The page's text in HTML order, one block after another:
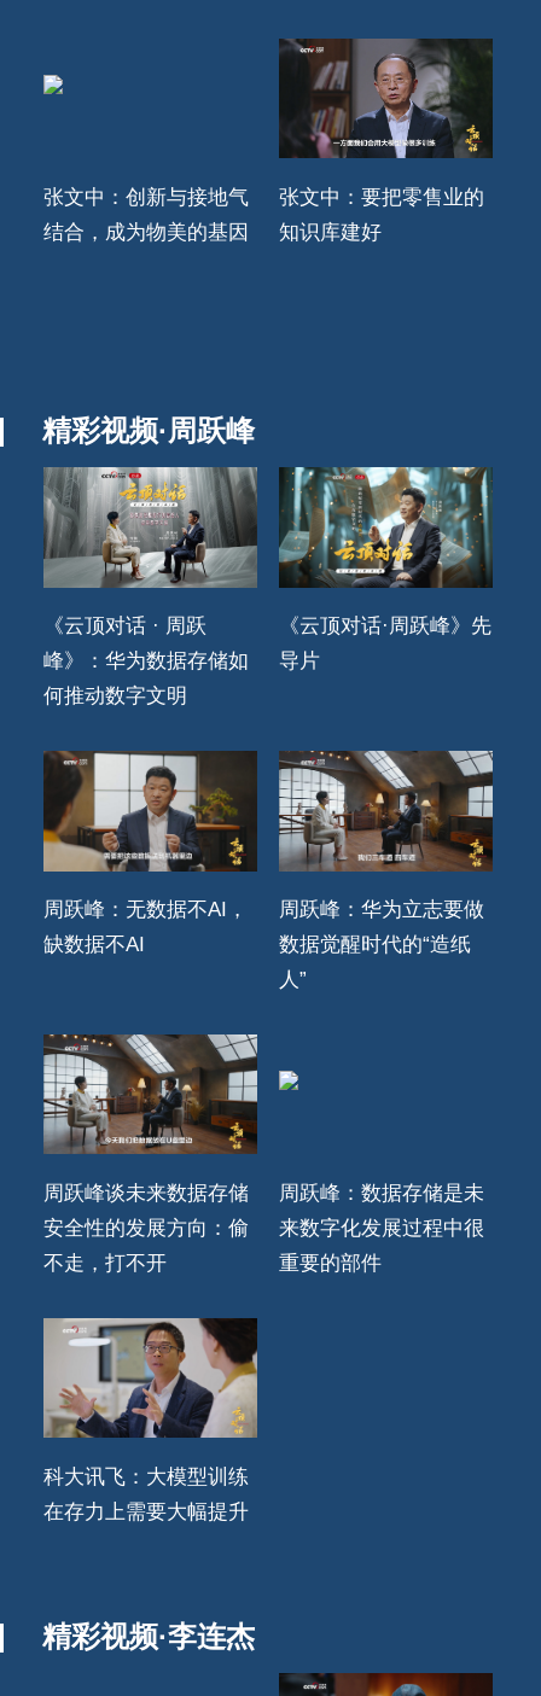
张文中：创新与接地气
结合，成为物美的基因
张文中：要把零售业的
知识库建好
精彩视频·周跃峰
《云顶对话 · 周跃
峰》：华为数据存储如
何推动数字文明
《云顶对话·周跃峰》先
导片
周跃峰：无数据不AI，
缺数据不AI
周跃峰：华为立志要做
数据觉醒时代的“造纸
人”
周跃峰谈未来数据存储
安全性的发展方向：偷
不走，打不开
周跃峰：数据存储是未
来数字化发展过程中很
重要的部件
科大讯飞：大模型训练
在存力上需要大幅提升
精彩视频·李连杰